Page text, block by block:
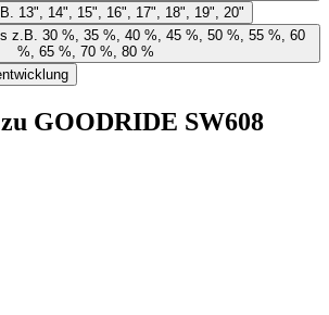
13", 14", 15", 16", 17", 18", 19", 20"
%, 65 %, 70 %, 80 %
zu GOODRIDE SW608